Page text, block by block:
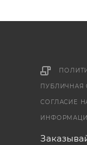
ПУБЛИЧНАЯ
СОГЛАСИЕ